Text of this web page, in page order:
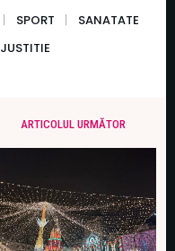
SPORT
SANATATE
JUSTITIE
ARTICOLUL URMĂTOR